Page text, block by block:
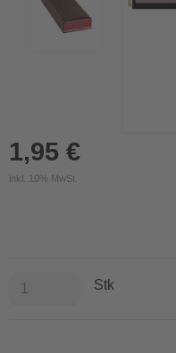
1,95 €
inkl. 10% MwSt.
Stk